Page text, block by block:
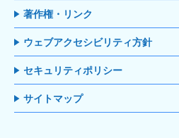
著作権・リンク
ウェブアクセシビリティ方針
セキュリティポリシー
サイトマップ